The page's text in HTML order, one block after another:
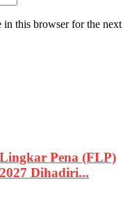
in this browser for the next
Pena (FLP)
Dihadiri...